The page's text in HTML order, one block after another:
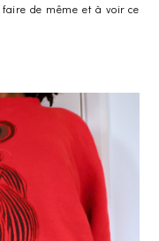
de même et à voir ce